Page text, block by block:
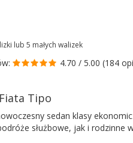
lub 5 małych walizek
4.70 / 5.00 (184
Tipo
sedan klasy
służbowe, jak i rodzinne